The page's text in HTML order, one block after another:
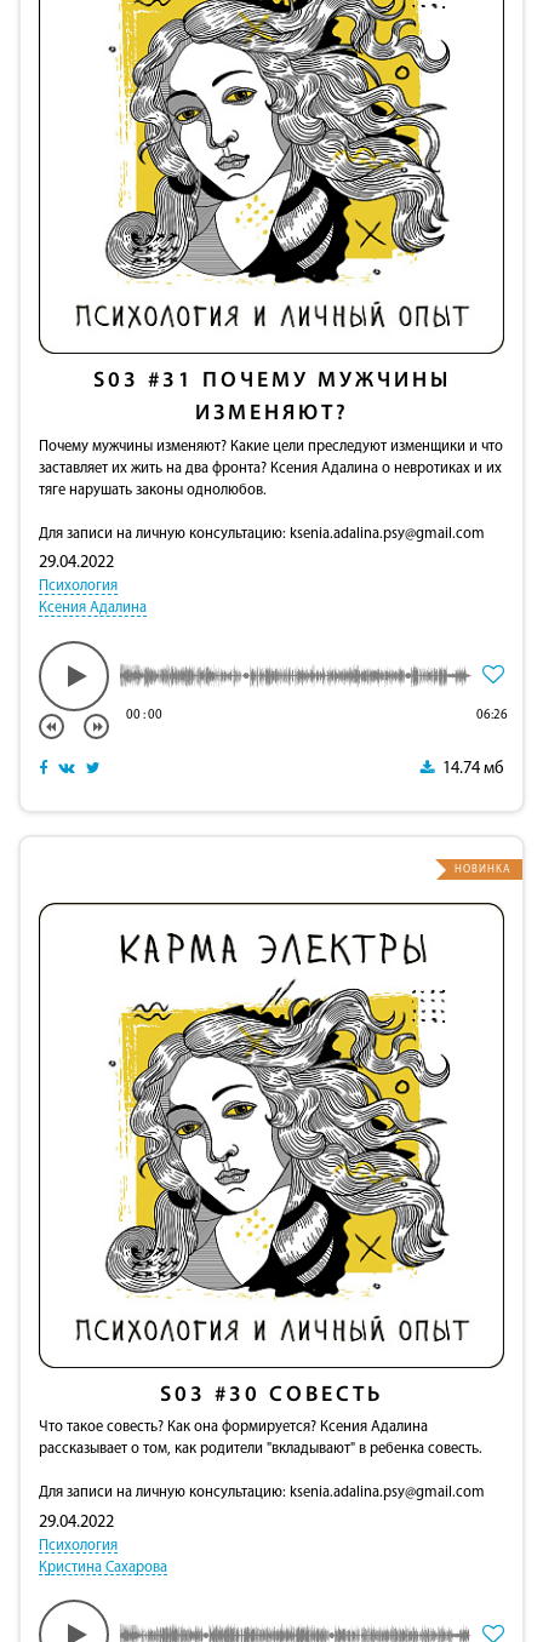
S03 #31 ПОЧЕМУ МУЖЧИНЫ
ИЗМЕНЯЮТ?
Почему мужчины изменяют? Какие цели преследуют изменщики и что
заставляет их жить на два фронта? Ксения Адалина о невротиках и их
тяге нарушать законы однолюбов.
Для записи на личную консультацию: ksenia.adalina.psy@gmail.com
29.04.2022
Психология
Ксения Адалина
00:00 06:26
14.74 мб
S03 #30 СОВЕСТЬ
Что такое совесть? Как она формируется? Ксения Адалина
рассказывает о том, как родители "вкладывают" в ребенка совесть.
Для записи на личную консультацию: ksenia.adalina.psy@gmail.com
29.04.2022
Психология
Кристина Сахарова
НОВИНКА